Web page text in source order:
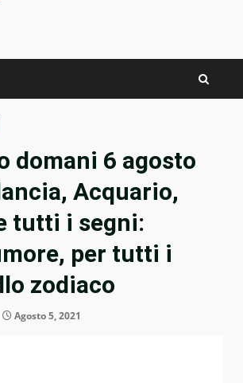
domani 6 agosto
Acquario,
tutti i segni:
per tutti i
zodiaco
Agosto 5, 2021